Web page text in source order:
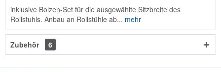
inklusive Bolzen-Set für die ausgewählte Sitzbreite des
Rollstuhls. Anbau an Rollstühle ab... mehr
Zubehör 6